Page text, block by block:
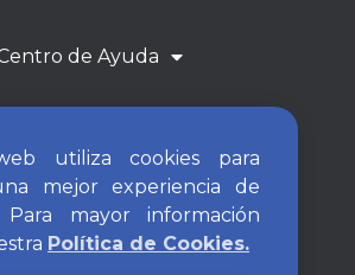
de Ayuda
utiliza cookies para
mejor experiencia de
Para mayor información
Política de Cookies.